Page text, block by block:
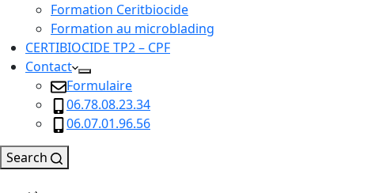
Formation Ceritbiocide
Formation au microblading
CERTIBIOCIDE TP2 – CPF
Contact
Formulaire
06.78.08.23.34
06.07.01.96.56
Search